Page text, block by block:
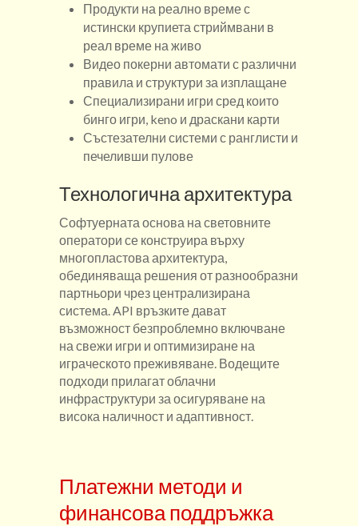
Продукти на реално време с
истински крупиета стриймвани в
реал време на живо
Видео покерни автомати с различни
правила и структури за изплащане
Специализирани игри сред които
бинго игри, keno и драскани карти
Състезателни системи с ранглисти и
печеливши пулове
Технологична архитектура
Софтуерната основа на световните
оператори се конструира върху
многопластова архитектура,
обединяваща решения от разнообразни
партньори чрез централизирана
система. API връзките дават
възможност безпроблемно включване
на свежи игри и оптимизиране на
играческото преживяване. Водещите
подходи прилагат облачни
инфраструктури за осигуряване на
висока наличност и адаптивност.
Платежни методи и
финансова поддръжка